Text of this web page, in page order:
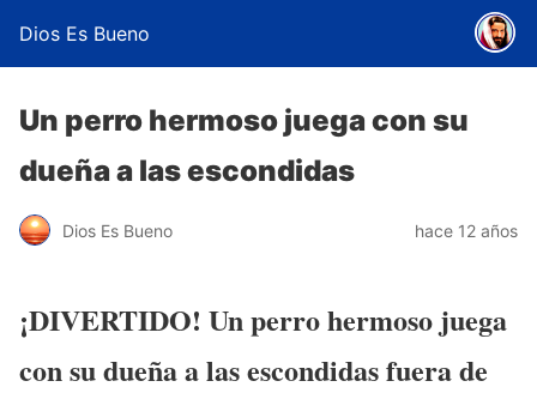
Dios Es Bueno
Un perro hermoso juega con su
dueña a las escondidas
Dios Es Bueno hace 12 años
¡DIVERTIDO! Un perro hermoso juega
con su dueña a las escondidas fuera de